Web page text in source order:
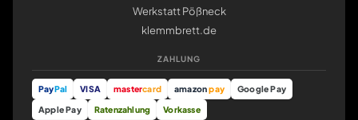
Werkstatt Pößneck
klemmbrett.de
ZAHLUNG
PayPal VISA mastercard amazonpay
Google Pay
Apple Pay
Ratenzahlung Vorkasse